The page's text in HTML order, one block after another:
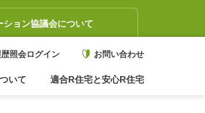
ション協議会について
照会ログイン お問い合わせ
いて 適合R住宅と安心R住宅